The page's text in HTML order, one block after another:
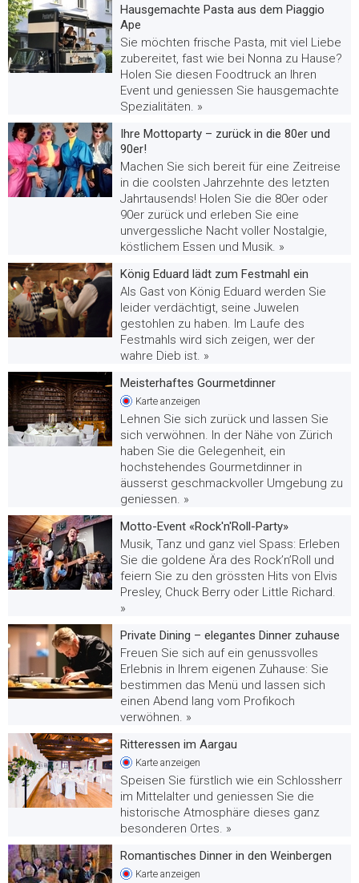
Hausgemachte Pasta aus dem Piaggio
Ape
Sie möchten frische Pasta, mit viel Liebe
zubereitet, fast wie bei Nonna zu Hause?
Holen Sie diesen Foodtruck an Ihren
Event und geniessen Sie hausgemachte
Spezialitäten. »
Ihre Mottoparty – zurück in die 80er und
90er!
Machen Sie sich bereit für eine Zeitreise
in die coolsten Jahrzehnte des letzten
Jahrtausends! Holen Sie die 80er oder
90er zurück und erleben Sie eine
unvergessliche Nacht voller Nostalgie,
köstlichem Essen und Musik. »
König Eduard lädt zum Festmahl ein
Als Gast von König Eduard werden Sie
leider verdächtigt, seine Juwelen
gestohlen zu haben. Im Laufe des
Festmahls wird sich zeigen, wer der
wahre Dieb ist. »
Meisterhaftes Gourmetdinner
Karte anzeigen
Lehnen Sie sich zurück und lassen Sie
sich verwöhnen. In der Nähe von Zürich
haben Sie die Gelegenheit, ein
hochstehendes Gourmetdinner in
äusserst geschmackvoller Umgebung zu
geniessen. »
Motto-Event «Rock'n'Roll-Party»
Musik, Tanz und ganz viel Spass: Erleben
Sie die goldene Ära des Rock’n’Roll und
feiern Sie zu den grössten Hits von Elvis
Presley, Chuck Berry oder Little Richard.
»
Private Dining – elegantes Dinner zuhause
Freuen Sie sich auf ein genussvolles
Erlebnis in Ihrem eigenen Zuhause: Sie
bestimmen das Menü und lassen sich
einen Abend lang vom Profikoch
verwöhnen. »
Ritteressen im Aargau
Karte anzeigen
Speisen Sie fürstlich wie ein Schlossherr
im Mittelalter und geniessen Sie die
historische Atmosphäre dieses ganz
besonderen Ortes. »
Romantisches Dinner in den Weinbergen
Karte anzeigen